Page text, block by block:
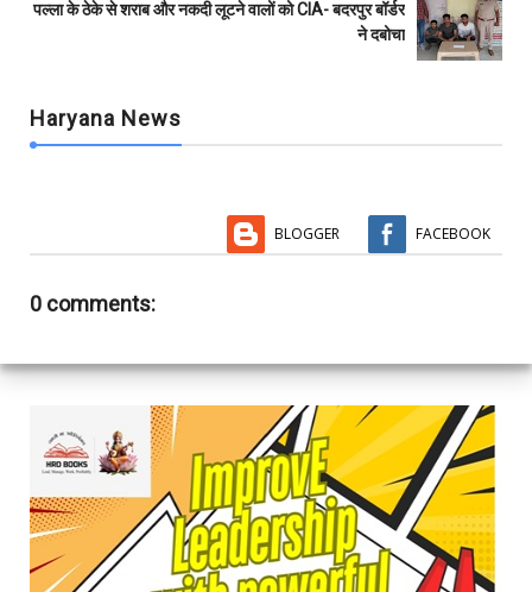
पल्ला के ठेके से शराब और नकदी लूटने वालों को CIA- बदरपुर बॉर्डर
ने दबोचा
Haryana News
BLOGGER FACEBOOK
0 comments: